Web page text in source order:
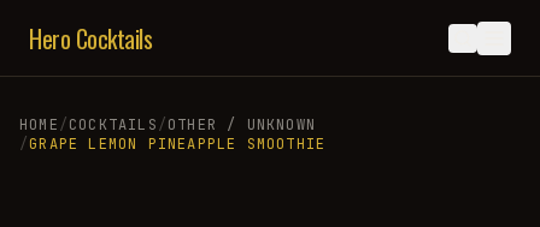
Hero Cocktails
HOME/COCKTAILS/OTHER / UNKNOWN
/GRAPE LEMON PINEAPPLE SMOOTHIE